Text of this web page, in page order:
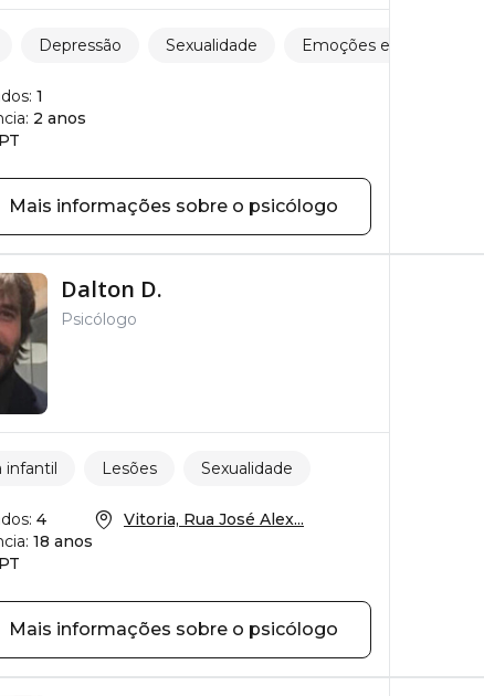
Depressão Sexualidade Emoções e sentimentos
1
2 anos
PT
Mais informações sobre o psicólogo
Dalton D.
Psicólogo
infantil Lesões Sexualidade
4
18 anos
PT
Vitoria, Rua José Alex...
Mais informações sobre o psicólogo